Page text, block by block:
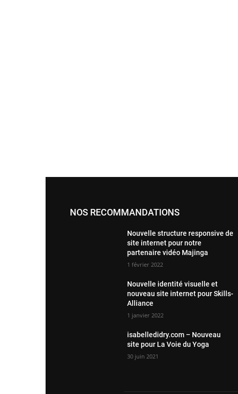
NOS RECOMMANDATIONS
Nouvelle structure responsive de
site internet pour notre
partenaire vidéo Majinga
1 février 2022
Nouvelle identité visuelle et
nouveau site internet pour Skills-
Alliance
1 janvier 2022
isabelledidry.com – Nouveau
site pour La Voie du Yoga
30 juin 2021